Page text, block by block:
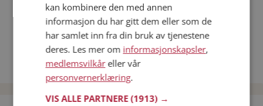
Flere singlemenn fra Harstad:Svein-Erik,Zhivko ,Birger
Kvinner fra Harstad
Date kvinner i Norge
Date menn i Norge
kan kombinere den med annen
informasjon du har gitt dem eller som de
har samlet inn fra din bruk av tjenestene
deres. Les mer om informasjonskapsler,
medlemsvilkåreller vår
personvernerklæring.
VIS ALLE PARTNERE(1913) →